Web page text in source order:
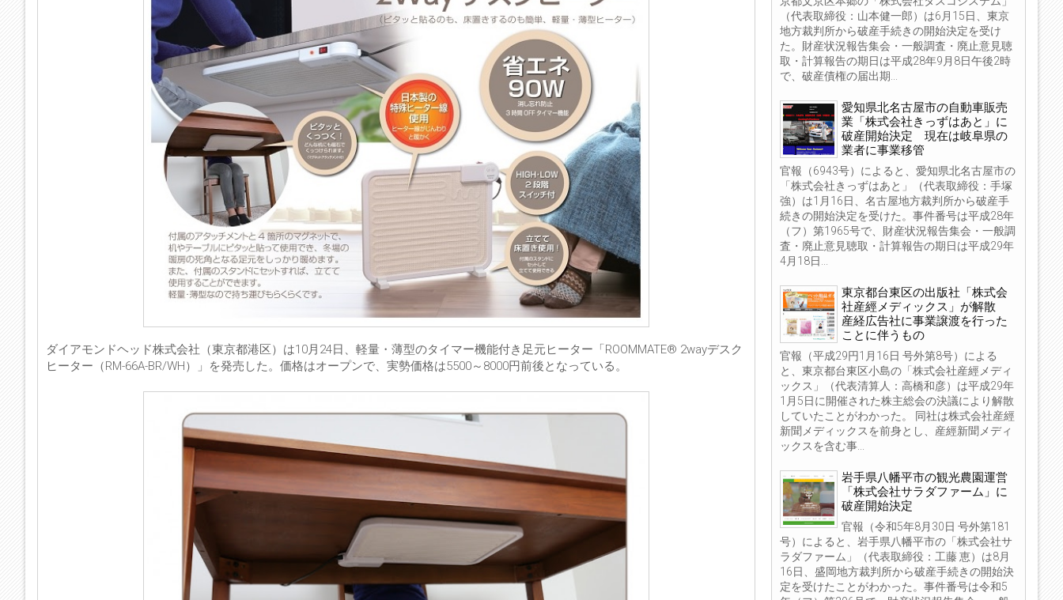
ダイアモンドヘッド株式会社（東京都港区）は10月24日、軽量・薄型のタイマー機能付き足元ヒーター「ROOMMATE® 2wayデスク
ヒーター（RM-66A-BR/WH）」を発売した。価格はオープンで、実勢価格は5500～8000円前後となっている。
（代表取締役：山本健一郎）は6月15日、東京
地方裁判所から破産手続きの開始決定を受け
た。財産状況報告集会・一般調査・廃止意見聴
取・計算報告の期日は平成28年9月8日午後2時
で、破産債権の届出期...
愛知県北名古屋市の自動車販売
業「株式会社きっずはあと」に
破産開始決定 現在は岐阜県の
業者に事業移管
官報（6943号）によると、愛知県北名古屋市の
「株式会社きっずはあと」（代表取締役：手塚
強）は1月16日、名古屋地方裁判所から破産手
続きの開始決定を受けた。事件番号は平成28年
（フ）第1965号で、財産状況報告集会・一般調
査・廃止意見聴取・計算報告の期日は平成29年
4月18日...
東京都台東区の出版社「株式会
社産經メディックス」が解散
産経広告社に事業譲渡を行った
ことに伴うもの
官報（平成29円1月16日 号外第8号）による
と、東京都台東区小島の「株式会社産經メディ
ックス」（代表清算人：高橋和彦）は平成29年
1月5日に開催された株主総会の決議により解散
していたことがわかった。 同社は株式会社産經
新聞メディックスを前身とし、産經新聞メディ
ックスを含む事...
岩手県八幡平市の観光農園運営
「株式会社サラダファーム」に
破産開始決定
官報（令和5年8月30日 号外第181
号）によると、岩手県八幡平市の「株式会社サ
ラダファーム」（代表取締役：工藤 恵）は8月
16日、盛岡地方裁判所から破産手続きの開始決
定を受けたことがわかった。事件番号は令和5